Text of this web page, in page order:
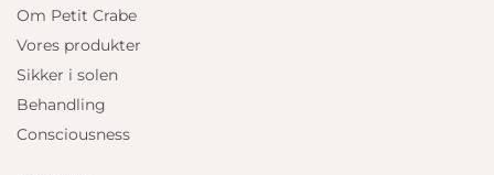
Om Petit Crabe
Vores produkter
Sikker i solen
Behandling
Consciousness